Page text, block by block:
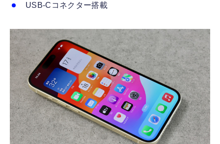
USB-Cコネクター搭載